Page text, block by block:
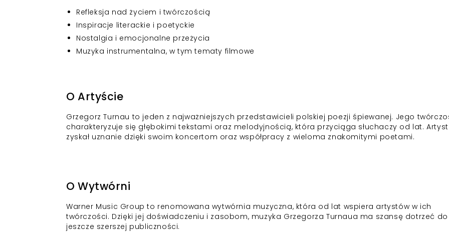
Refleksja nad życiem i twórczością
Inspiracje literackie i poetyckie
Nostalgia i emocjonalne przeżycia
Muzyka instrumentalna, w tym tematy filmowe
O Artyście
Grzegorz Turnau to jeden z najważniejszych przedstawicieli polskiej poezji śpiewanej. Jego
charakteryzuje się głębokimi tekstami oraz melodyjnością, która przyciąga słuchaczy od lat.
zyskał uznanie dzięki swoim koncertom oraz współpracy z wieloma znakomitymi poetami.
O Wytwórni
Warner Music Group to renomowana wytwórnia muzyczna, która od lat wspiera artystów w ich
twórczości. Dzięki jej doświadczeniu i zasobom, muzyka Grzegorza Turnaua ma szansę dotrzeć do
jeszcze szerszej publiczności.